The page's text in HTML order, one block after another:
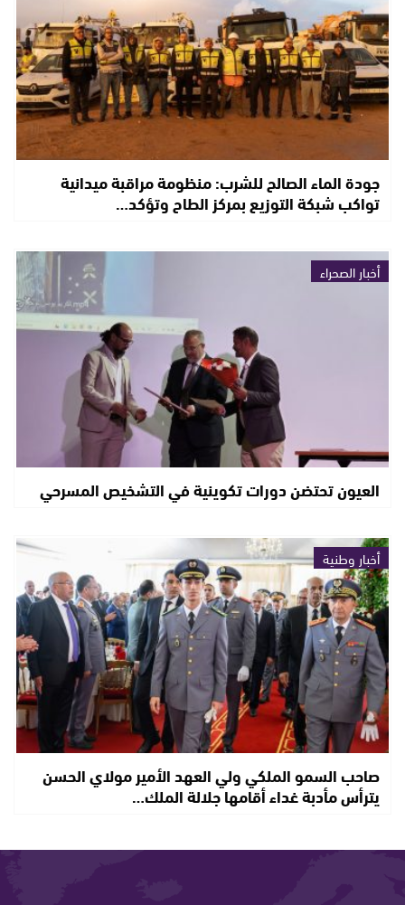
جودة الماء الصالح للشرب: منظومة مراقبة ميدانية
تواكب شبكة التوزيع بمركز الطاح وتؤكد…
أخبار الصحراء
العيون تحتضن دورات تكوينية في التشخيص المسرحي
أخبار وطنية
صاحب السمو الملكي ولي العهد الأمير مولاي الحسن
يترأس مأدبة غداء أقامها جلالة الملك…